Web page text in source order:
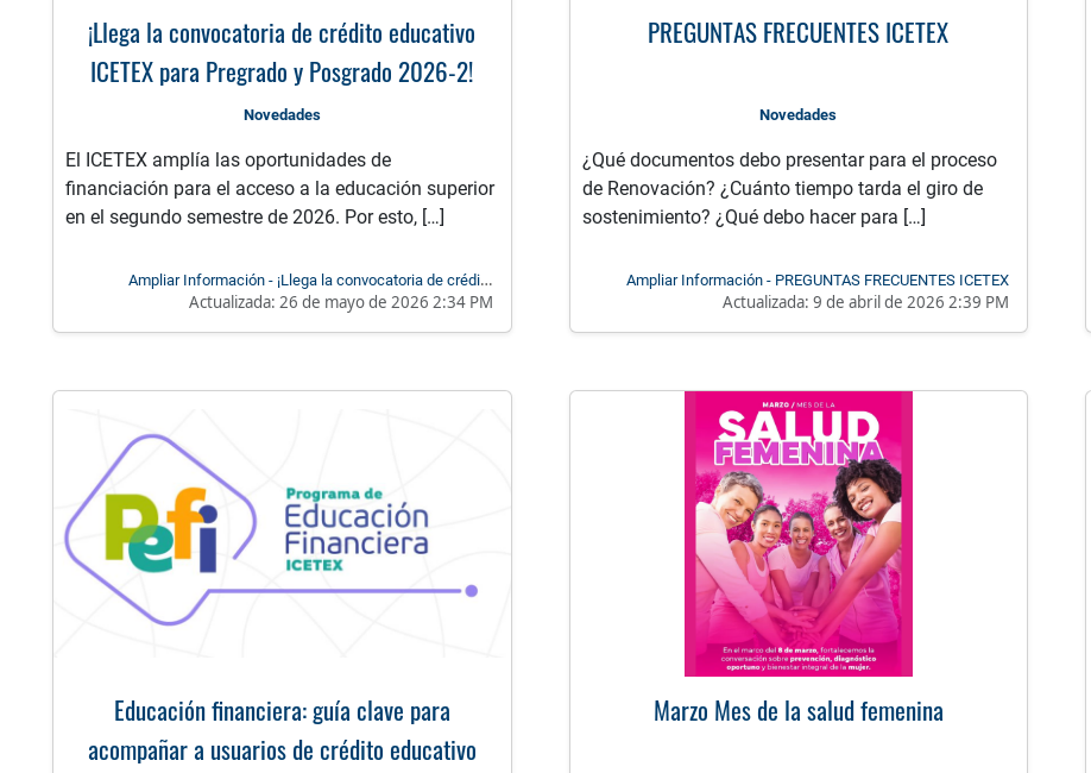
¡Llega la convocatoria de crédito educativo
ICETEX para Pregrado y Posgrado 2026-2!
Novedades
El ICETEX amplía las oportunidades de
financiación para el acceso a la educación superior
en el segundo semestre de 2026. Por esto, […]
Ampliar Información - ¡Llega la convocatoria de crédito
educativo ICETEX para Pregrado y Posgrado 2026-2!
Actualizada: 26 de mayo de 2026 2:34 PM
PREGUNTAS FRECUENTES ICETEX
Novedades
¿Qué documentos debo presentar para el proceso
de Renovación? ¿Cuánto tiempo tarda el giro de
sostenimiento? ¿Qué debo hacer para […]
Ampliar Información - PREGUNTAS FRECUENTES ICETEX
Actualizada:9 de abril de 2026 2:39 PM
Educación financiera: guía clave para
acompañar a usuarios de crédito educativo
Marzo Mes de la salud femenina